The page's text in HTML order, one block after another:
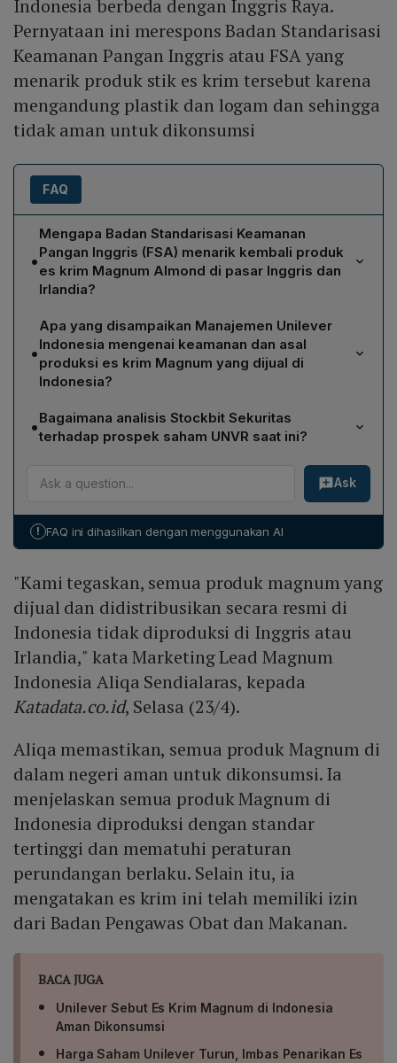
Indonesia berbeda dengan Inggris Raya.
Pernyataan ini merespons Badan Standarisasi
Keamanan Pangan Inggris atau FSA yang
menarik produk stik es krim tersebut karena
mengandung plastik dan logam dan sehingga
tidak aman untuk dikonsumsi
FAQ
•
Mengapa Badan Standarisasi Keamanan
Pangan Inggris (FSA) menarik kembali produk
es krim Magnum Almond di pasar Inggris dan
Irlandia?
FSA menarik kembali Magnum Almond karena hasil uji
menemukan adanya kontaminasi plastik dan logam di
dalam stik es krim, sehingga dianggap tidak aman untuk
dikonsumsi.
•
Apa yang disampaikan Manajemen Unilever
Indonesia mengenai keamanan dan asal
produksi es krim Magnum yang dijual di
Indonesia?
Manajemen menegaskan bahwa semua produk
Magnum yang didistribusikan di Indonesia tidak
diproduksi di Inggris atau Irlandia, diproduksi dengan
perundang‑undangan, serta telah mendapatkan izin
edar dari Badan Pengawas Obat dan Makanan
(BPOM), sehingga aman dikonsumsi.
•Bagaimana analisis Stockbit Sekuritas
terhadap prospek saham UNVR saat ini?
Analis Edi Chandren menyatakan bahwa saham UNVR
telah turun sekitar 42% dalam setahun, valuasinya
mencapai 17,0 kali 1‑Year Forward P/E dan dianggap
merekomendasikan pendekatan "wait and see" dan
saham tersebut.
Ask
! FAQ ini dihasilkan dengan menggunakan AI
"Kami tegaskan, semua produk magnum yang
dijual dan didistribusikan secara resmi di
Indonesia tidak diproduksi di Inggris atau
Irlandia," kata Marketing Lead Magnum
Indonesia Aliqa Sendialaras, kepada
Katadata.co.id, Selasa (23/4).
Aliqa memastikan, semua produk Magnum di
dalam negeri aman untuk dikonsumsi. Ia
menjelaskan semua produk Magnum di
Indonesia diproduksi dengan standar
tertinggi dan mematuhi peraturan
perundangan berlaku. Selain itu, ia
mengatakan es krim ini telah memiliki izin
dari Badan Pengawas Obat dan Makanan.
BACA JUGA
Unilever Sebut Es Krim Magnum di Indonesia
Aman Dikonsumsi
Harga Saham Unilever Turun, Imbas Penarikan Es